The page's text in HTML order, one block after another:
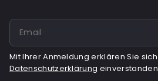
Mit Ihrer Anmeldung erklären Sie
Datenschutzerklärung